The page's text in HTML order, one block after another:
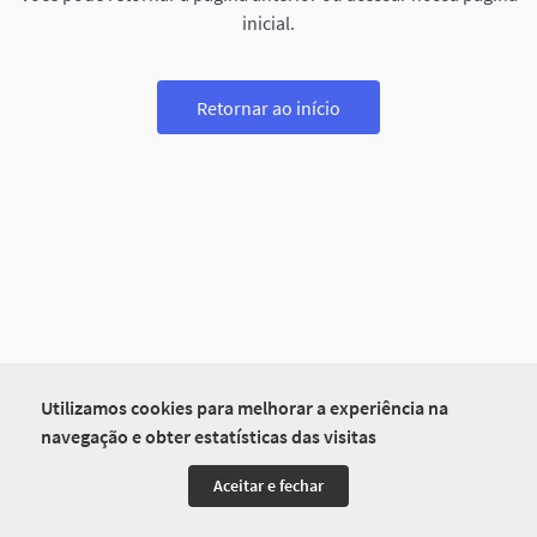
Utilizamos cookies para melhorar a experiência na
navegação e obter estatísticas das visitas
Aceitar e fechar
inicial.
Retornar ao início